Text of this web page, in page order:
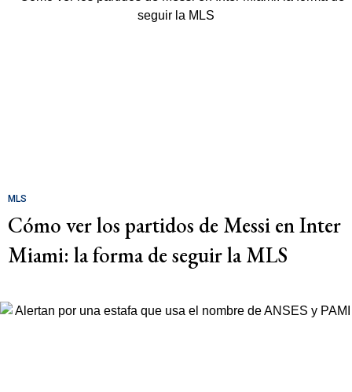
MLS
Cómo ver los partidos de Messi en Inter
Miami: la forma de seguir la MLS